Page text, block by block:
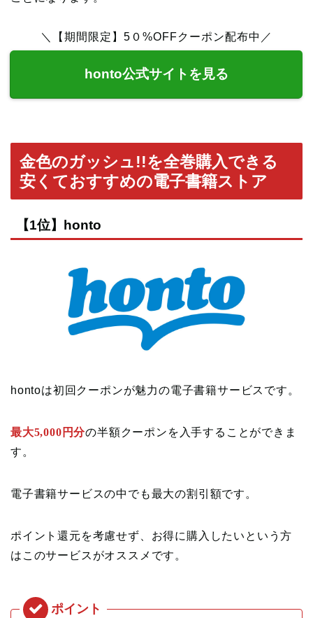
＼【期間限定】5０%OFFクーポン配布中／
honto公式サイトを見る
金色のガッシュ!!を全巻購入できる
安くておすすめの電子書籍ストア
【1位】honto
hontoは初回クーポンが魅力の電子書籍サービスです。
最大5,000円分の半額クーポンを入手することができま
す。
電子書籍サービスの中でも最大の割引額です。
ポイント還元を考慮せず、お得に購入したいという方
はこのサービスがオススメです。